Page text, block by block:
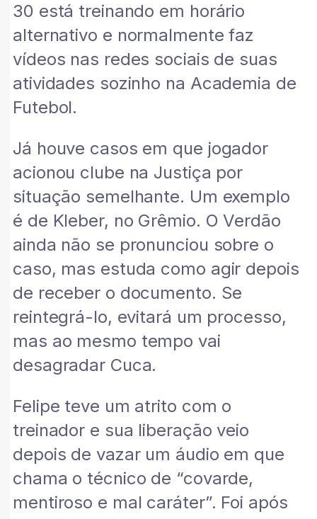
30 está treinando em horário
alternativo e normalmente faz
vídeos nas redes sociais de suas
atividades sozinho na Academia de
Futebol.
Já houve casos em que jogador
acionou clube na Justiça por
situação semelhante. Um exemplo
é de Kleber, no Grêmio. O Verdão
ainda não se pronunciou sobre o
caso, mas estuda como agir depois
de receber o documento. Se
reintegrá-lo, evitará um processo,
mas ao mesmo tempo vai
desagradar Cuca.
Felipe teve um atrito com o
treinador e sua liberação veio
depois de vazar um áudio em que
chama o técnico de “covarde,
mentiroso e mal caráter”. Foi após